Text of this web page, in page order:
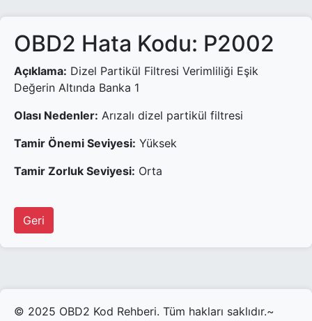
OBD2 Hata Kodu: P2002
Açıklama: Dizel Partikül Filtresi Verimliliği Eşik
Değerin Altında Banka 1
Olası Nedenler: Arızalı dizel partikül filtresi
Tamir Önemi Seviyesi: Yüksek
Tamir Zorluk Seviyesi: Orta
Geri
© 2025 OBD2 Kod Rehberi. Tüm hakları saklıdır.~